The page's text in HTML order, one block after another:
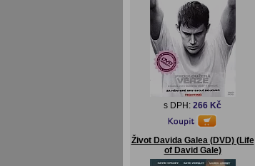
s DPH: 266 Kč
Život Davida Galea (DVD) (Life
of David Gale)